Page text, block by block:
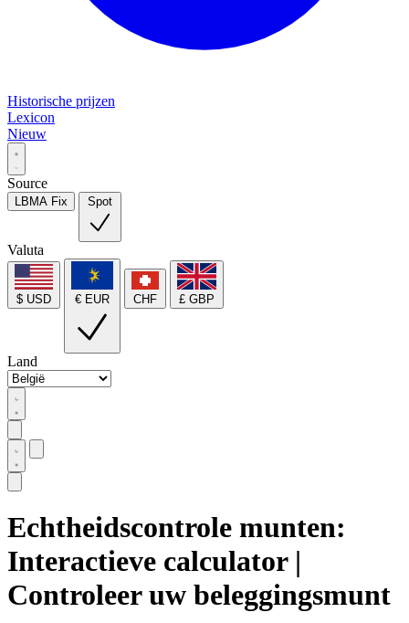
Historische prijzen
Lexicon
Nieuw
Source
LBMA Fix Spot
Valuta
$ USD € EUR CHF £ GBP
Land
Echtheidscontrole munten:
Interactieve calculator |
Controleer uw beleggingsmunt